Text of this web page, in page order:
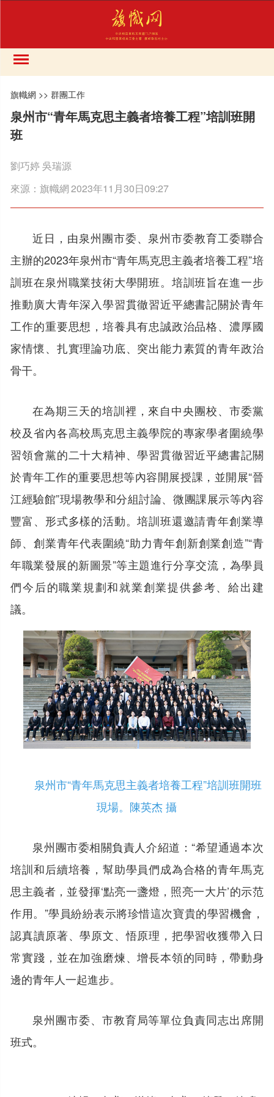
旗幟網 >>群團工作
泉州市“青年馬克思主義者培養工程”培訓班開
班
劉巧婷 吳瑞源
來源：旗幟網2023年11月30日09:27
近日，由泉州團市委、泉州市委教育工委聯合
主辦的2023年泉州市“青年馬克思主義者培養工程”培
訓班在泉州職業技術大學開班。培訓班旨在進一步
推動廣大青年深入學習貫徹習近平總書記關於青年
工作的重要思想，培養具有忠誠政治品格、濃厚國
家情懷、扎實理論功底、突出能力素質的青年政治
骨干。
在為期三天的培訓裡，來自中央團校、市委黨
校及省內各高校馬克思主義學院的專家學者圍繞學
習領會黨的二十大精神、學習貫徹習近平總書記關
於青年工作的重要思想等內容開展授課，並開展“晉
江經驗館”現場教學和分組討論、微團課展示等內容
豐富、形式多樣的活動。培訓班還邀請青年創業導
師、創業青年代表圍繞“助力青年創新創業創造”“青
年職業發展的新圖景”等主題進行分享交流，為學員
們今后的職業規劃和就業創業提供參考、給出建
議。
泉州市“青年馬克思主義者培養工程”培訓班開班
現場。陳英杰 攝
泉州團市委相關負責人介紹道：“希望通過本次
培訓和后續培養，幫助學員們成為合格的青年馬克
思主義者，並發揮‘點亮一盞燈，照亮一大片’的示范
作用。”學員紛紛表示將珍惜這次寶貴的學習機會，
認真讀原著、學原文、悟原理，把學習收獲帶入日
常實踐，並在加強磨煉、增長本領的同時，帶動身
邊的青年人一起進步。
泉州團市委、市教育局等單位負責同志出席開
班式。